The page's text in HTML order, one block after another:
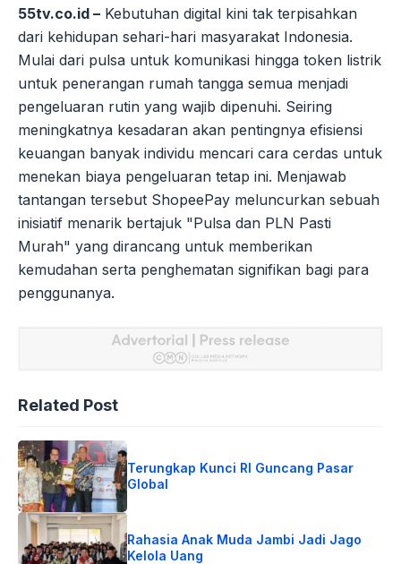
55tv.co.id – Kebutuhan digital kini tak terpisahkan
dari kehidupan sehari-hari masyarakat Indonesia.
Mulai dari pulsa untuk komunikasi hingga token listrik
untuk penerangan rumah tangga semua menjadi
pengeluaran rutin yang wajib dipenuhi. Seiring
meningkatnya kesadaran akan pentingnya efisiensi
keuangan banyak individu mencari cara cerdas untuk
menekan biaya pengeluaran tetap ini. Menjawab
tantangan tersebut ShopeePay meluncurkan sebuah
inisiatif menarik bertajuk "Pulsa dan PLN Pasti
Murah" yang dirancang untuk memberikan
kemudahan serta penghematan signifikan bagi para
penggunanya.
Related Post
Terungkap Kunci RI Guncang Pasar
Global
Rahasia Anak Muda Jambi Jadi Jago
Kelola Uang